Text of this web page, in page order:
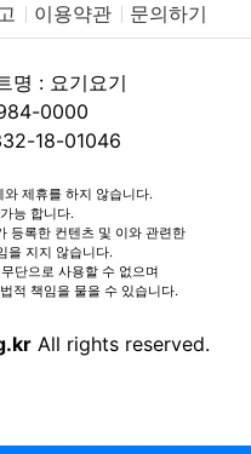
이용약관 문의하기
명 : 요기요기
0000
18-01046
제휴를 하지 않습니다.
능 합니다.
등록한 컨텐츠 및 이와 관련한
을 지지 않습니다.
단으로 사용할 수 없으며
적 책임을 물을 수 있습니다.
All rights reserved.